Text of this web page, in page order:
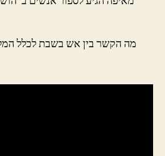
מה הקשר בין אש בשבת לכלל